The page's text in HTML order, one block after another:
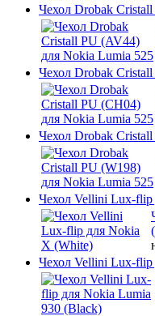
Чехол Drobak
Чехол Drobak
Чехол Drobak
Чехол Vellini Lux-
Чехол Vellini Lux-